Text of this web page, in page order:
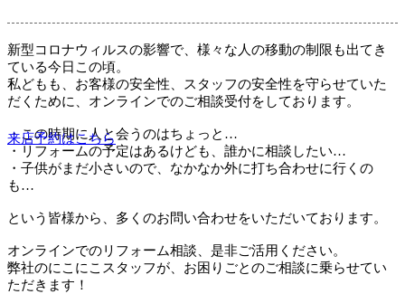
来店予約はこちら
新型コロナウィルスの影響で、様々な人の移動の制限も出てき
ている今日この頃。
私どもも、お客様の安全性、スタッフの安全性を守らせていた
だくために、オンラインでのご相談受付をしております。
・この時期に人と会うのはちょっと…
・リフォームの予定はあるけども、誰かに相談したい…
・子供がまだ小さいので、なかなか外に打ち合わせに行くの
も…
という皆様から、多くのお問い合わせをいただいております。
オンラインでのリフォーム相談、是非ご活用ください。
弊社のにこにこスタッフが、お困りごとのご相談に乗らせてい
ただきます！